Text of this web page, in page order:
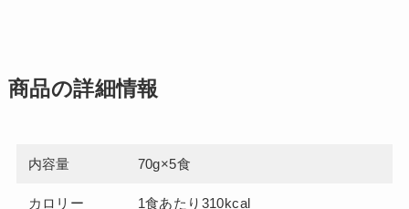
商品の詳細情報
内容量 70g×5食
カロリー 1食あたり310kcal